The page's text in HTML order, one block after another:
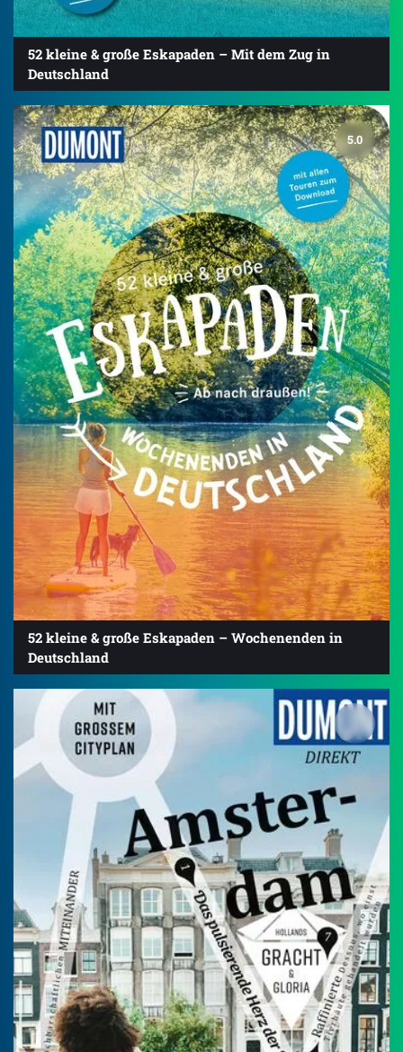
52 kleine & große Eskapaden – Mit dem Zug in
Deutschland
5.0
52 kleine & große Eskapaden – Wochenenden in
Deutschland